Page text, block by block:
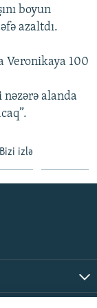
boyun
azaltdı.
Veronikaya 100
alanda
Bizi izlə